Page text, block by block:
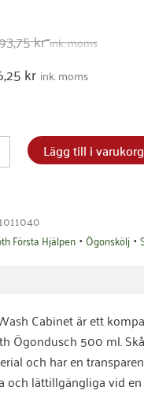
kr ink. moms
kr ink. moms
Lägg till i varukorg
Första Hjälpen • Ögonskölj •
Cabinet är ett
Ögondusch 500 ml.
och har en
och lättillgängliga vid